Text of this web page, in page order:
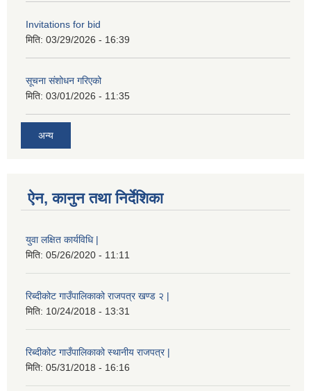
Invitations for bid
मिति: 03/29/2026 - 16:39
सूचना संशोधन गरिएको
मिति: 03/01/2026 - 11:35
अन्य
ऐन, कानुन तथा निर्देशिका
युवा लक्षित कार्यविधि |
मिति: 05/26/2020 - 11:11
रिब्दीकोट गाउँपालिकाको राजपत्र खण्ड २ |
मिति: 10/24/2018 - 13:31
रिब्दीकोट गाउँपालिकाको स्थानीय राजपत्र |
मिति: 05/31/2018 - 16:16